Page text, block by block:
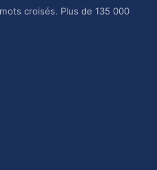
croisés. Plus de 135 000